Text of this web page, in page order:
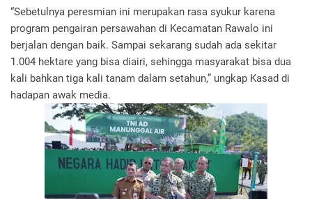
“Sebetulnya peresmian ini merupakan rasa syukur karena
program pengairan persawahan di Kecamatan Rawalo ini
berjalan dengan baik. Sampai sekarang sudah ada sekitar
1.004 hektare yang bisa diairi, sehingga masyarakat bisa dua
kali bahkan tiga kali tanam dalam setahun,” ungkap Kasad di
hadapan awak media.